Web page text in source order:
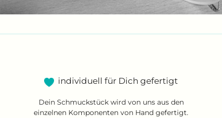
individuell für Dich gefertigt
Dein Schmuckstück wird von uns aus den
einzelnen Komponenten von Hand gefertigt.